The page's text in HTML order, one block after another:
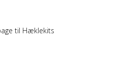
til Hæklekits